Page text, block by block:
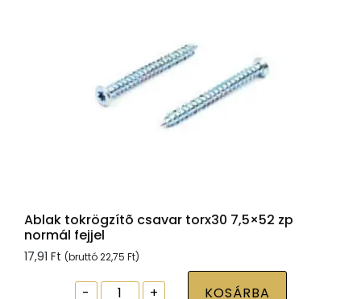
Ablak tokrögzítõ csavar torx30 7,5×52 zp
normál fejjel
17,91 Ft (bruttó22,75 Ft)
-
Ablak
+ KOSÁRBA